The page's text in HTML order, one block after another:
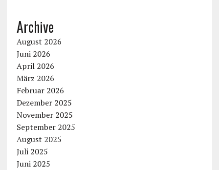
Archive
August 2026
Juni 2026
April 2026
März 2026
Februar 2026
Dezember 2025
November 2025
September 2025
August 2025
Juli 2025
Juni 2025